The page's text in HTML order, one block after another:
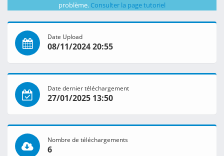
problème. Consulter la page tutoriel
Date Upload
08/11/2024 20:55
Date dernier téléchargement
27/01/2025 13:50
Nombre de téléchargements
6